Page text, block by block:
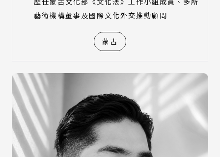
藝術機構董事及國際文化外交推動顧問
蒙古